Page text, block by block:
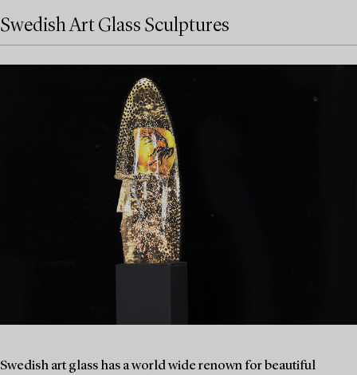
Swedish Art Glass Sculptures
Swedish art glass has a world wide renown for beautiful